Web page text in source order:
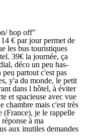
hop off"
€ par jour permet de
les bus touristiques
39€ la journée, ça
déco un peu has-
partout c'est pas
y'a du monde, le petit
dans l hôtel, à éviter
et spacieuse avec vue
chambre mais c'est très
(France), je le rappelle
à ma
aux inutiles demandes